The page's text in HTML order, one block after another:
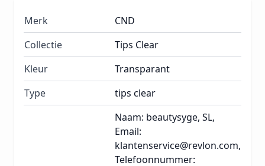
Merk
CND
Collectie
Tips Clear
Kleur
Transparant
Type
tips clear
Naam: beautysyge, SL,
Email:
klantenservice@revlon.com,
Telefoonnummer: